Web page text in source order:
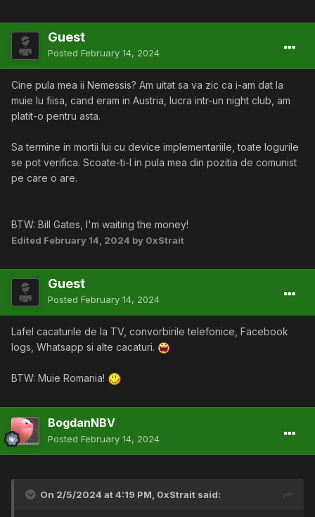
Guest
Posted February 14, 2024
Cine pula mea ii Nemessis? Am uitat sa va zic ca i-am dat la
muie lu fiisa, cand eram in Austria, lucra intr-un night club, am
platit-o pentru asta.
Sa termine in mortii lui cu device implementariile, toate logurile
se pot verifica. Scoate-ti-l in pula mea din pozitia de comunist
pe care o are.
BTW: Bill Gates, I'm waiting the money!
Edited February 14, 2024 by 0xStrait
Guest
Posted February 14, 2024
Lafel cacaturile de la TV, convorbirile telefonice, Facebook
logs, Whatsapp si alte cacaturi.
BTW: Muie Romania!
BogdanNBV
Posted February 14, 2024
On 2/5/2024 at 4:19 PM, 0xStrait said: